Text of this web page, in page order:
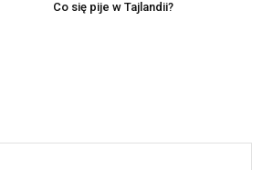
Co się pije w Tajlandii?